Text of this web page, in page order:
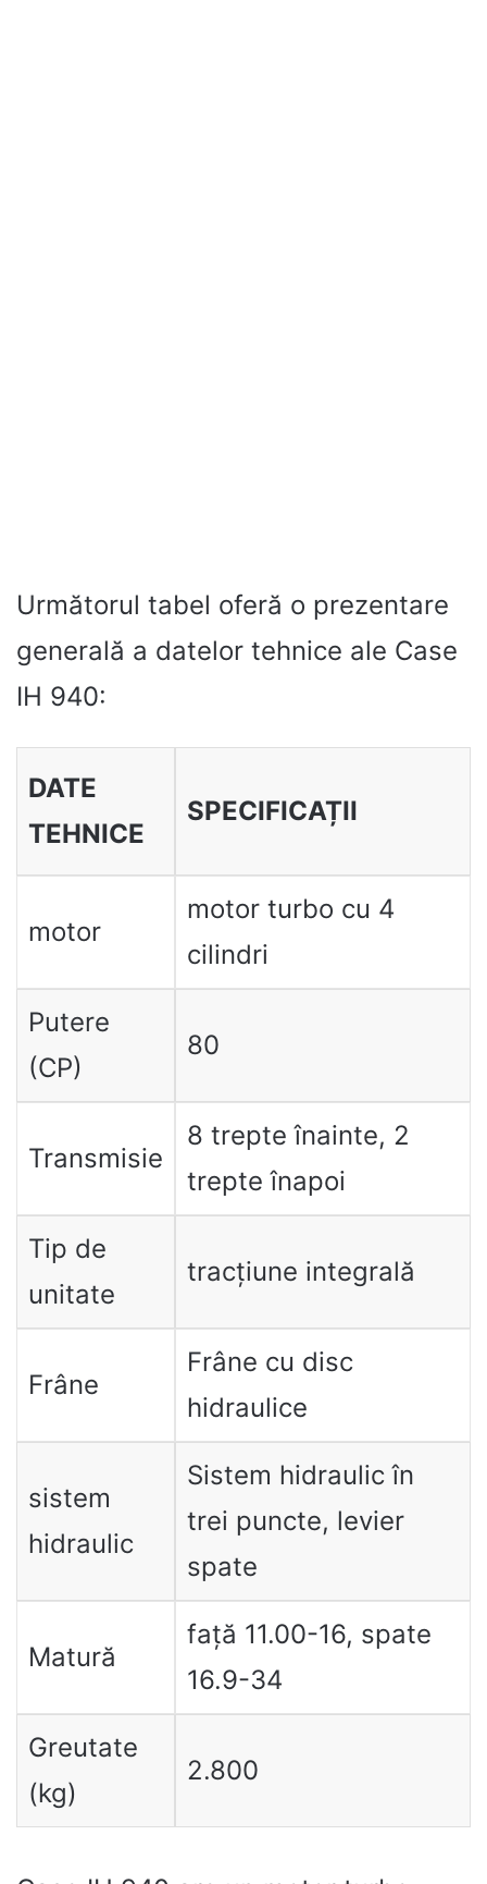
Următorul tabel oferă o prezentare
generală a datelor tehnice ale Case
IH 940:
DATE
TEHNICE
SPECIFICAȚII
motor
motor turbo cu 4
cilindri
Putere
(CP)
80
Transmisie
8 trepte înainte, 2
trepte înapoi
Tip de
unitate
tracțiune integrală
Frâne
Frâne cu disc
hidraulice
sistem
hidraulic
Sistem hidraulic în
trei puncte, levier
spate
Matură
față 11.00-16, spate
16.9-34
Greutate
(kg)
2.800